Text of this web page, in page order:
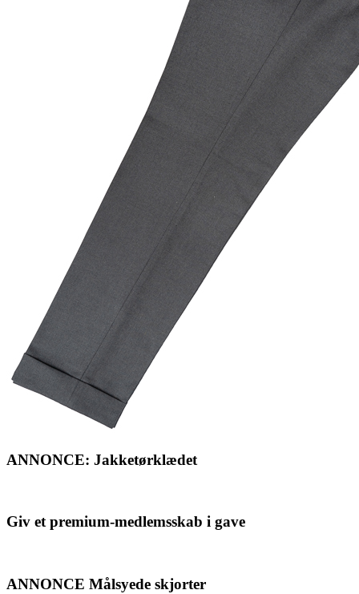
ANNONCE: Jakketørklædet
Giv et premium-medlemsskab i gave
ANNONCE Målsyede skjorter